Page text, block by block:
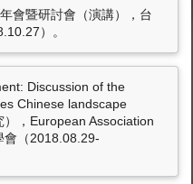
學術著作
獲獎
產學互動
獲獎紀錄
會暨研討會（演講），台
）。
Discussion of the
Chinese landscape
，European Association
會（2018.08.29-